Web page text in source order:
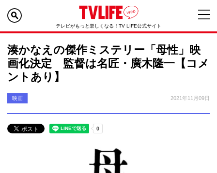
テレビがもっと楽しくなる！TV LIFE公式サイト
湊かなえの傑作ミステリー「母性」映
画化決定 監督は名匠・廣木隆一【コメ
ントあり】
映画 2021年11月09日